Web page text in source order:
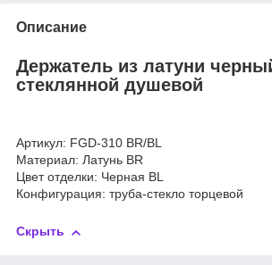
Описание
Держатель из латуни
стеклянной душевой
Артикул: FGD-310 BR/BL
Материал: Латунь BR
Цвет отделки: Черная BL
Конфигурация: труба-стекло торцевой
Скрыть